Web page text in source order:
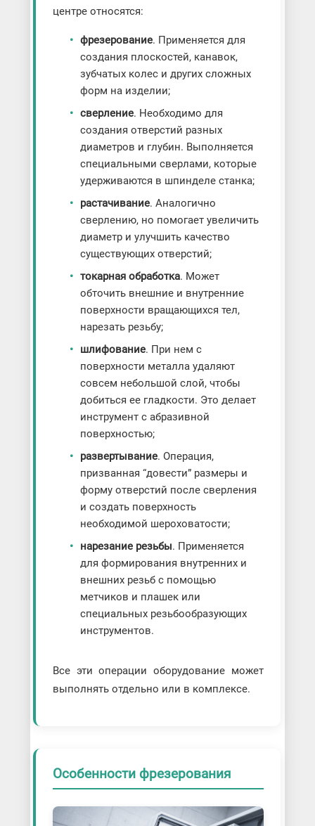
центре относятся:
фрезерование. Применяется для
создания плоскостей, канавок,
зубчатых колес и других сложных
форм на изделии;
сверление. Необходимо для
создания отверстий разных
диаметров и глубин. Выполняется
специальными сверлами, которые
удерживаются в шпинделе станка;
растачивание. Аналогично
сверлению, но помогает увеличить
диаметр и улучшить качество
существующих отверстий;
токарная обработка. Может
обточить внешние и внутренние
поверхности вращающихся тел,
нарезать резьбу;
шлифование. При нем с
поверхности металла удаляют
совсем небольшой слой, чтобы
добиться ее гладкости. Это делает
инструмент с абразивной
поверхностью;
развертывание. Операция,
призванная “довести” размеры и
форму отверстий после сверления
и создать поверхность
необходимой шероховатости;
нарезание резьбы. Применяется
для формирования внутренних и
внешних резьб с помощью
метчиков и плашек или
специальных резьбообразующих
инструментов.
Все эти операции оборудование может
выполнять отдельно или в комплексе.
Особенности фрезерования